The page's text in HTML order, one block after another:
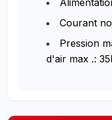
Courant
Pression
d'air max .: